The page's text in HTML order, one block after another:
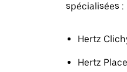
spécialisées :
Hertz
Hertz